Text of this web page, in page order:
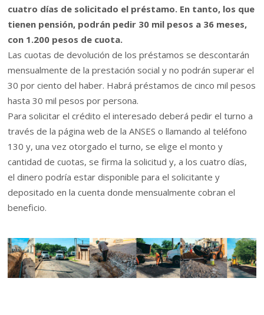
cuatro días de solicitado el préstamo. En tanto, los que
tienen pensión, podrán pedir 30 mil pesos a 36 meses,
con 1.200 pesos de cuota.
Las cuotas de devolución de los préstamos se descontarán
mensualmente de la prestación social y no podrán superar el
30 por ciento del haber. Habrá préstamos de cinco mil pesos
hasta 30 mil pesos por persona.
Para solicitar el crédito el interesado deberá pedir el turno a
través de la página web de la ANSES o llamando al teléfono
130 y, una vez otorgado el turno, se elige el monto y
cantidad de cuotas, se firma la solicitud y, a los cuatro días,
el dinero podría estar disponible para el solicitante y
depositado en la cuenta donde mensualmente cobran el
beneficio.